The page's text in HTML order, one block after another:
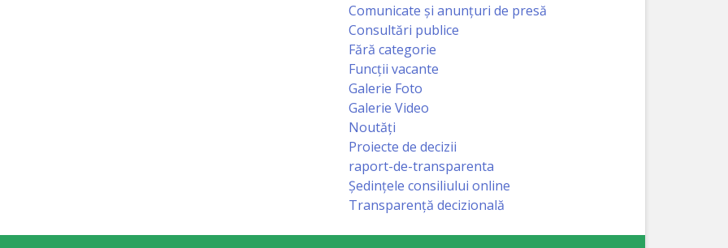
Comunicate și anunțuri de presă
Consultări publice
Fără categorie
Funcții vacante
Galerie Foto
Galerie Video
Noutăți
Proiecte de decizii
raport-de-transparenta
Ședințele consiliului online
Transparență decizională